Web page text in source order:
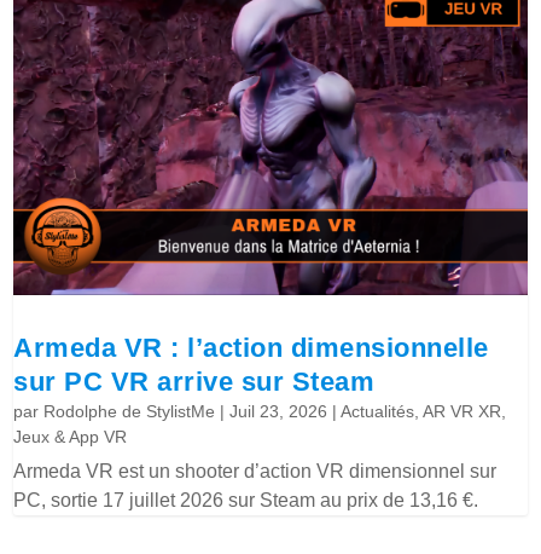
Armeda VR : l’action dimensionnelle
sur PC VR arrive sur Steam
par Rodolphe de StylistMe |Juil 23, 2026 |Actualités ,AR VR XR
Jeux & App VR
Armeda VR est un shooter d’action VR dimensionnel sur
PC, sortie 17 juillet 2026 sur Steam au prix de 13,16 €.